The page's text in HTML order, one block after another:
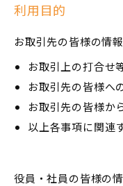
利用目的
お取引先の皆様の情報
お取引上の打合せ
お取引先の皆様へ
お取引先の皆様か
以上各事項に関連
役員・社員の皆様の